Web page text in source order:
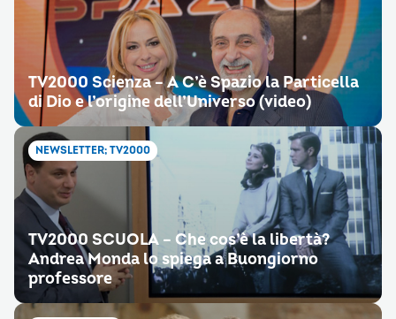
TV2000 Scienza – A C’è Spazio la Particella
di Dio e l’origine dell’Universo (video)
NEWSLETTER; TV2000
TV2000 SCUOLA – Che cos’è la libertà?
Andrea Monda lo spiega a Buongiorno
professore